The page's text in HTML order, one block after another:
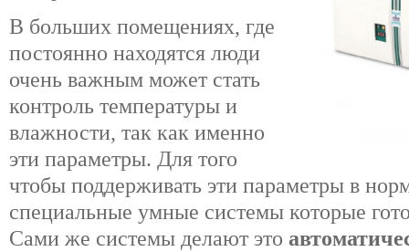
В больших помещениях, где
постоянно находятся люди
очень важным может стать
контроль температуры и
влажности, так как именно
эти параметры. Для того
чтобы поддерживать эти параметры в
специальные умные системы которые
Сами же системы делают это